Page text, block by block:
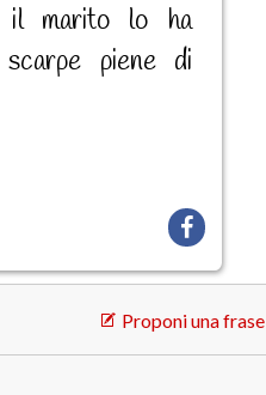
il marito lo ha
piene di
Proponi una frase